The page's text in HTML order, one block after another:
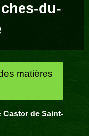
du-
matières
Castor de Saint-